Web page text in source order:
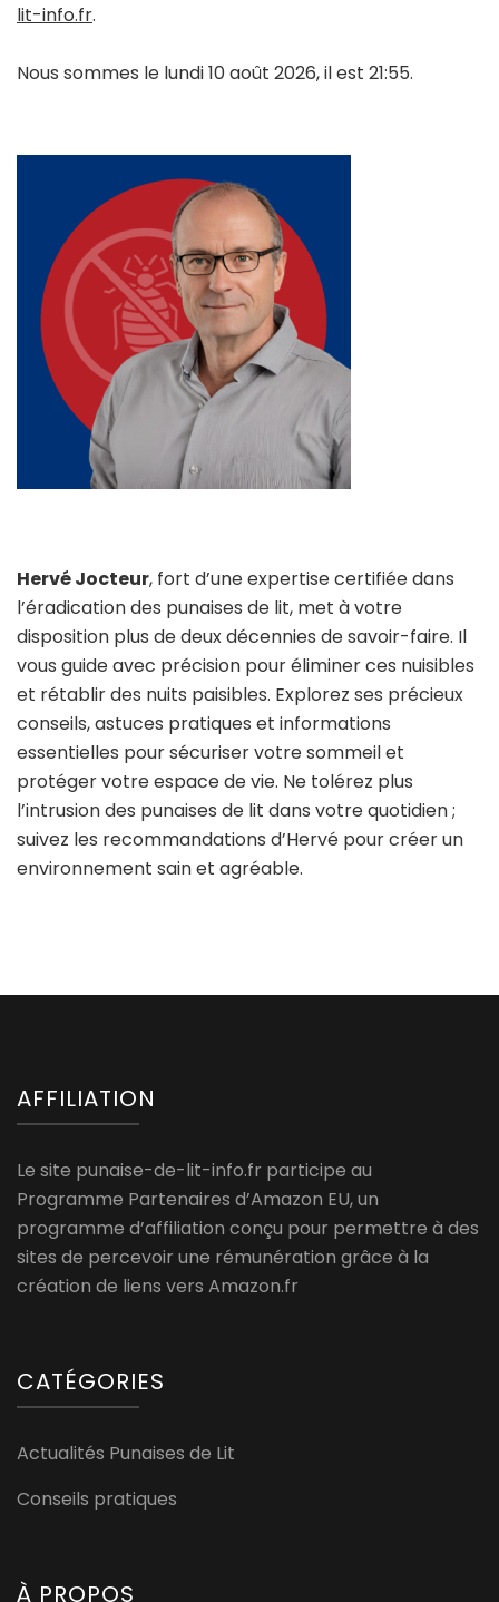
lit-info.fr.
Nous sommes le lundi 10 août 2026, il est 21:55.
Hervé Jocteur, fort d’une expertise certifiée dans
l’éradication des punaises de lit, met à votre
disposition plus de deux décennies de savoir-faire. Il
vous guide avec précision pour éliminer ces nuisibles
et rétablir des nuits paisibles. Explorez ses précieux
conseils, astuces pratiques et informations
essentielles pour sécuriser votre sommeil et
protéger votre espace de vie. Ne tolérez plus
l’intrusion des punaises de lit dans votre quotidien ;
suivez les recommandations d’Hervé pour créer un
environnement sain et agréable.
AFFILIATION
Le site punaise-de-lit-info.fr participe au
Programme Partenaires d’Amazon EU, un
programme d’affiliation conçu pour permettre à des
sites de percevoir une rémunération grâce à la
création de liens vers Amazon.fr
CATÉGORIES
Actualités Punaises de Lit
Conseils pratiques
À PROPOS